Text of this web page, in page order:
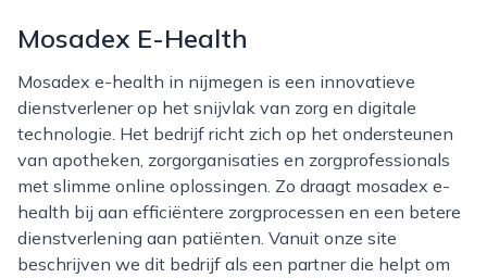
Mosadex E-Health
Mosadex e-health in nijmegen is een innovatieve
dienstverlener op het snijvlak van zorg en digitale
technologie. Het bedrijf richt zich op het ondersteunen
van apotheken, zorgorganisaties en zorgprofessionals
met slimme online oplossingen. Zo draagt mosadex e-
health bij aan efficiëntere zorgprocessen en een betere
dienstverlening aan patiënten. Vanuit onze site
beschrijven we dit bedrijf als een partner die helpt om